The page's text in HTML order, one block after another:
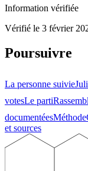
Information vérifiée
Vérifié le 3 février
Poursuivre
La personne suivie
votesLe parti
documentéesMéthode
et sources